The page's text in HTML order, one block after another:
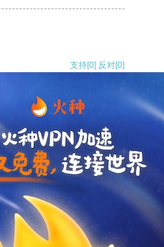
支持[0] 反对[0]
支持[0] 反对
支持